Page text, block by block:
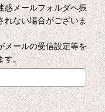
惑メールフォルダへ振
れない場合がございま
メールの受信設定等を
す。